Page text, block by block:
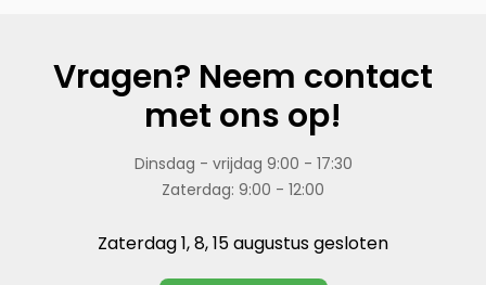
Vragen? Neem contact
met ons op!
Dinsdag - vrijdag 9:00 - 17:30
Zaterdag: 9:00 - 12:00
Zaterdag 1, 8, 15 augustus gesloten